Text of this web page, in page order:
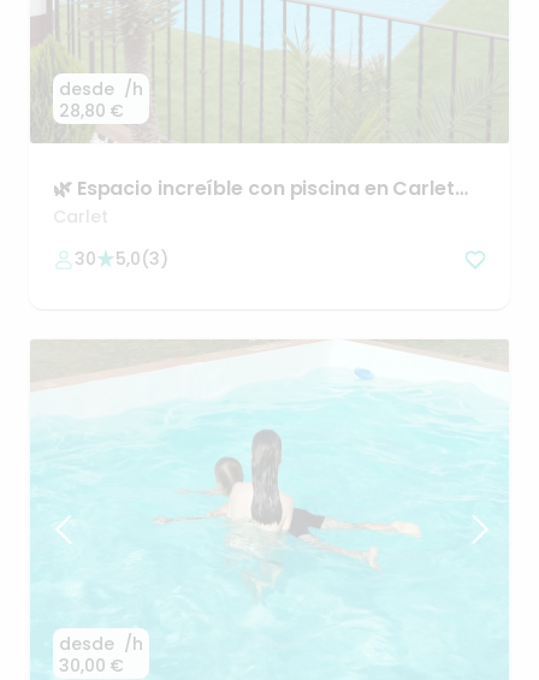
desde
28,80 €
/h
🌿 Espacio increíble con piscina en Carlet
(Valencia)
Carlet
30
5,0(3)
desde
30,00 €
/h